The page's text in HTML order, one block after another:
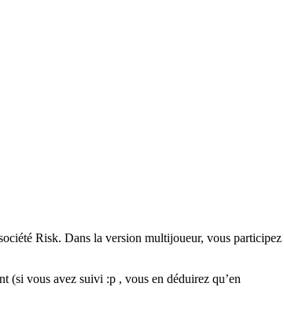
Risk. Dans la version multijoueur, vous participez
(si vous avez suivi :p , vous en déduirez qu’en